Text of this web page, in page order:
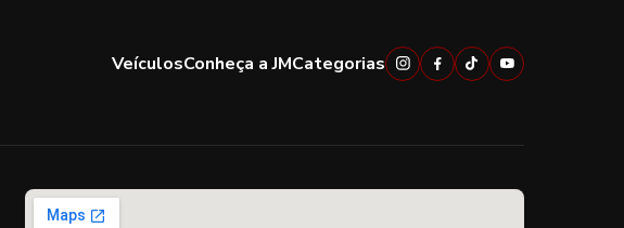
VeículosConheça a JMCategorias